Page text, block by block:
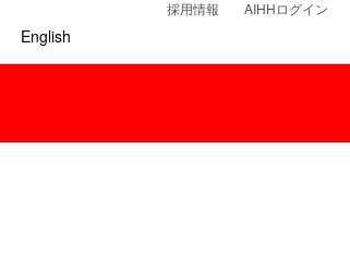
採用情報 AIHHログイン
English